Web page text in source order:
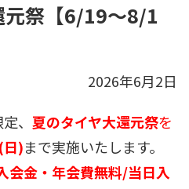
元祭【6/19～8/1
2026年6月2日
、 夏のタイヤ大還元祭を
)まで実施いたします。
会金・年会費無料/当日入